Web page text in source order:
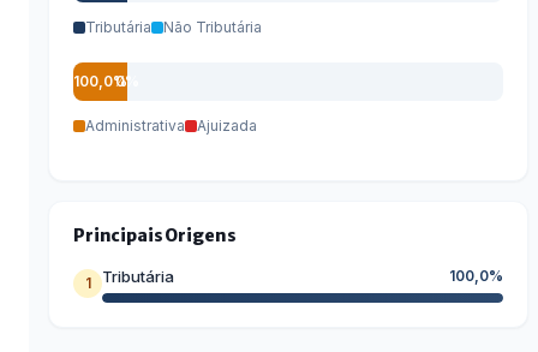
Tributária Não Tributária
100,0%
0%
Administrativa Ajuizada
Principais Origens
1 Tributária 100,0%